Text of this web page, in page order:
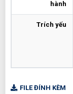
hành
Trích yếu
FILE ĐÍNH KÈM